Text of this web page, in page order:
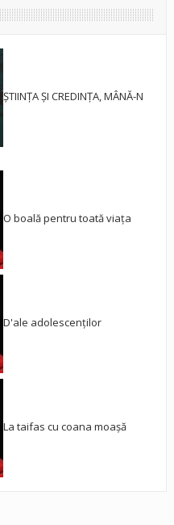
ȘTIINȚA ȘI CREDINȚA, MÂNĂ-N
O boală pentru toată viața
D'ale adolescenților
La taifas cu coana moașă